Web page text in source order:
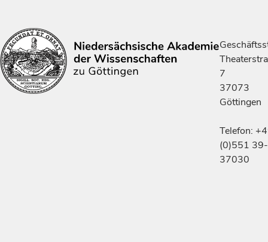
7
37073
Göttingen
Telefon:
(0)551 39-
37030